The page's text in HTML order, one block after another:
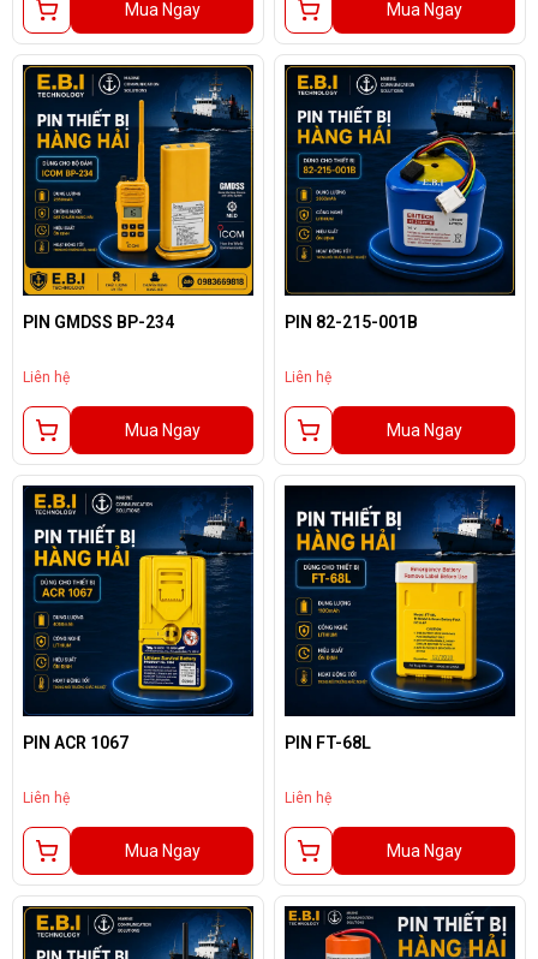
Mua Ngay Mua Ngay
PIN GMDSS BP-234
Liên hệ
Mua Ngay
PIN 82-215-001B
Liên hệ
Mua Ngay
PIN ACR 1067
Liên hệ
Mua Ngay
PIN FT-68L
Liên hệ
Mua Ngay